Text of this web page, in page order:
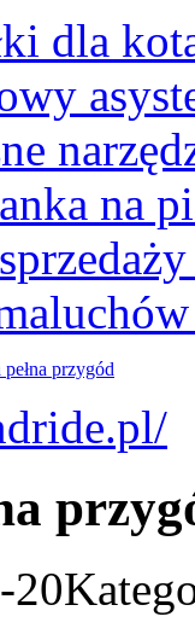
dla
na
przygód
20